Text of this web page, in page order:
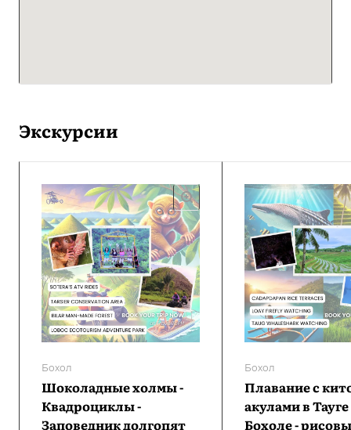
Экскурсии
Бохол
Шоколадные холмы -
Квадроциклы -
Заповедник долгопят
Бохол
Плавание с
акулами в
Бохоле -